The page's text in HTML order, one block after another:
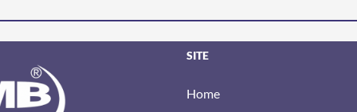
SITE
Home